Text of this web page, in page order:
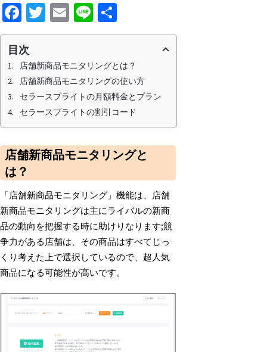
Fa
ce
b
o
o
k
T
wi
er
E
m
l
Li
n h
e
目次
店舗新商品モニタリングとは？
店舗新商品モニタリングの使い方
セラースプライトの月額料金とプラン
セラースプライトの割引コード
店舗新商品モニタリングと
は？
「店舗新商品モニタリング」機能は、店舗
新商品モニタリングは主にライバルの新商
品の動向を把握する時に助けりなります;競
争力がある店舗は、その商品はすべてじっ
くり考えた上で選択しているので、超人気
商品になる可能性が高いです。